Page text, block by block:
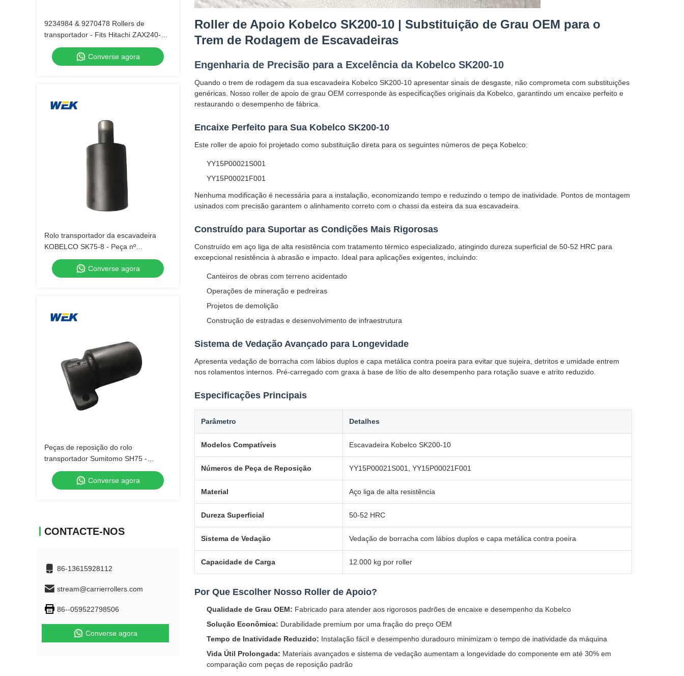
9234984 & 9270478 Rollers de
transportador - Fits Hitachi ZAX240-3
escavadeira.
Converse agora
Rolo transportador da escavadeira
KOBELCO SK75-8 - Peça nº
YT64D01001F1 e PY64D01008F1.
Converse agora
Peças de reposição do rolo
transportador Sumitomo SH75 -
números de peça KAA0954 e
KAA0684.
Converse agora
CONTACTE-NOS
86-13615928112
stream@carrierrollers.com
86--059522798506
Converse agora
Roller de Apoio Kobelco SK200-10 | Substituição de Grau OEM para o
Trem de Rodagem de Escavadeiras
Engenharia de Precisão para a Excelência da Kobelco SK200-10
Quando o trem de rodagem da sua escavadeira Kobelco SK200-10 apresentar sinais de desgaste, não comprometa com substituições
genéricas. Nosso roller de apoio de grau OEM corresponde às especificações originais da Kobelco, garantindo um encaixe perfeito e
restaurando o desempenho de fábrica.
Encaixe Perfeito para Sua Kobelco SK200-10
Este roller de apoio foi projetado como substituição direta para os seguintes números de peça Kobelco:
YY15P00021S001
YY15P00021F001
Nenhuma modificação é necessária para a instalação, economizando tempo e reduzindo o tempo de inatividade. Pontos de montagem
usinados com precisão garantem o alinhamento correto com o chassi da esteira da sua escavadeira.
Construído para Suportar as Condições Mais Rigorosas
Construído em aço liga de alta resistência com tratamento térmico especializado, atingindo dureza superficial de 50-52 HRC para
excepcional resistência à abrasão e impacto. Ideal para aplicações exigentes, incluindo:
Canteiros de obras com terreno acidentado
Operações de mineração e pedreiras
Projetos de demolição
Construção de estradas e desenvolvimento de infraestrutura
Sistema de Vedação Avançado para Longevidade
Apresenta vedação de borracha com lábios duplos e capa metálica contra poeira para evitar que sujeira, detritos e umidade entrem
nos rolamentos internos. Pré-carregado com graxa à base de lítio de alto desempenho para rotação suave e atrito reduzido.
Especificações Principais
Parâmetro Detalhes
Modelos Compatíveis Escavadeira Kobelco SK200-10
Números de Peça de Reposição YY15P00021S001, YY15P00021F001
Material Aço liga de alta resistência
Dureza Superficial 50-52 HRC
Sistema de Vedação Vedação de borracha com lábios duplos e capa metálica contra poeira
Capacidade de Carga 12.000 kg por roller
Por Que Escolher Nosso Roller de Apoio?
Qualidade de Grau OEM: Fabricado para atender aos rigorosos padrões de encaixe e desempenho da Kobelco
Solução Econômica: Durabilidade premium por uma fração do preço OEM
Tempo de Inatividade Reduzido: Instalação fácil e desempenho duradouro minimizam o tempo de inatividade da máquina
Vida Útil Prolongada: Materiais avançados e sistema de vedação aumentam a longevidade do componente em até 30% em
comparação com peças de reposição padrão